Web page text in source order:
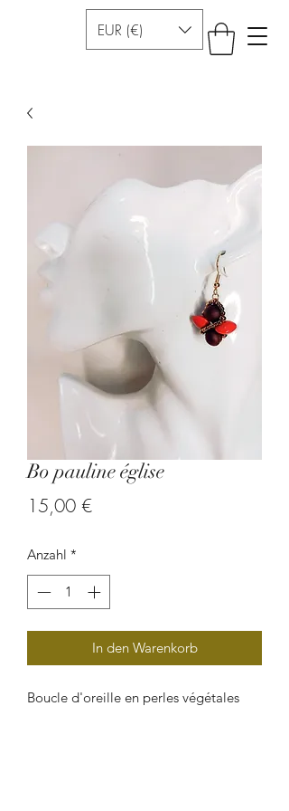
EUR (€)
Bo pauline église
15,00 €Preis
Anzahl *
In den Warenkorb
Boucle d'oreille en perles végétales